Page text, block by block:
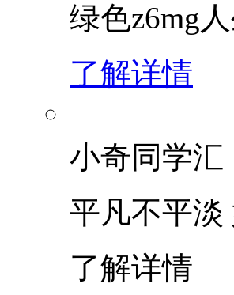
绿色z6mg人
了解详情
小奇同学汇
平凡不平淡
了解详情